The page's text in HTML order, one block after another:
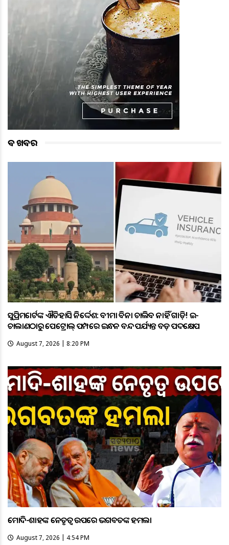
ବଡ ଖବର
ସୁପ୍ରିମକୋର୍ଟଙ୍କ ଐତିହାସିକ ନିର୍ଦ୍ଦେଶ: ବୀମା ବିନା ଚାଲିବ ନାହିଁ ଗାଡ଼ି! ଇ-
ଚାଲାଣଠାରୁ ପେଟ୍ରୋଲ୍ ପମ୍ପରେ ଇନ୍ଧନ ବନ୍ଦ ପର୍ଯ୍ୟନ୍ତ ବଡ଼ ପଦକ୍ଷେପ
August 7, 2026 | 8:20 PM
ମୋଦି-ଶାହଙ୍କ ନେତୃତ୍ୱ ଉପରେ ଭଗବତଙ୍କ ହମଲା
August 7, 2026 | 4:54 PM